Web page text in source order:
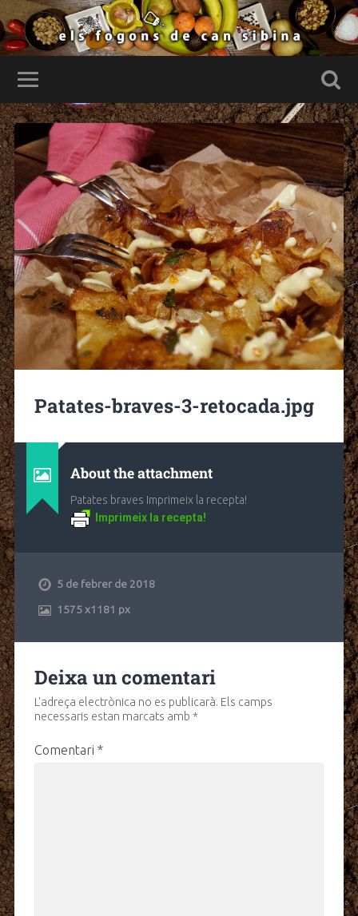
Patates-braves-3-retocada.jpg
About the attachment
Patates braves Imprimeix la recepta!
Imprimeix la recepta!
5 de febrer de 2018
1575x1181 px
Deixa un comentari
L'adreça electrònica no es publicarà. Els camps
necessaris estan marcats amb *
Comentari *